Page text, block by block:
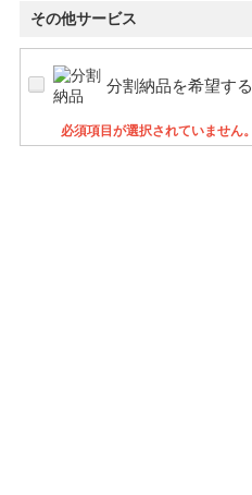
その他サービス
分割納品を希望する
必須項目が選択されていません。